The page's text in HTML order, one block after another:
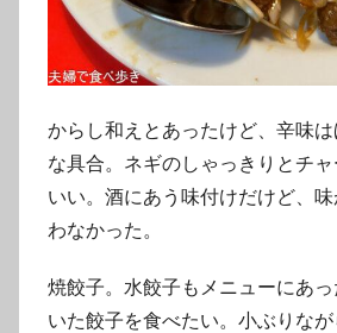
からし和えとあったけど、辛味
な具合。ネギのしゃっきりとチ
いい。酒にあう味付けだけど、
わなかった。
焼餃子。水餃子もメニューにあ
いた餃子を食べたい。小ぶりな